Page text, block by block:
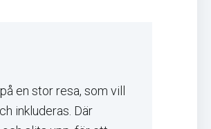
en stor resa, som vill
inkluderas. Där